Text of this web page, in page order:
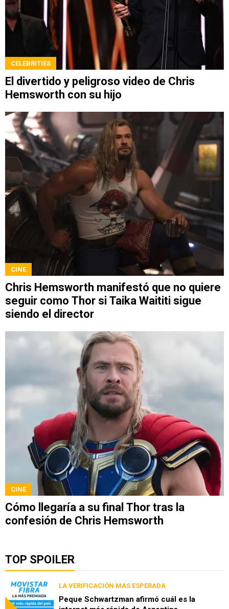
CELEBRITIES
El divertido y peligroso video de Chris
Hemsworth con su hijo
CINE
Chris Hemsworth manifestó que no quiere
seguir como Thor si Taika Waititi sigue
siendo el director
CINE
Cómo llegaría a su final Thor tras la
confesión de Chris Hemsworth
TOP SPOILER
LA VERIFICACIÓN MÁS ESPERADA
Peque Schwartzman afirmó cuál es la